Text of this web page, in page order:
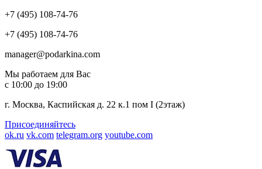
+7 (495) 108-74-76
+7 (495) 108-74-76
manager@podarkina.com
Мы работаем для Вас
с 10:00 до 19:00
г. Москва, Каспийская д. 22 к.1 пом I (2этаж)
Присоединяйтесь
ok.ru vk.com telegram.org youtube.com